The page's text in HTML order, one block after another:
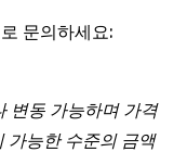
문의하세요:
변동 가능하며 가격
가능한 수준의 금액